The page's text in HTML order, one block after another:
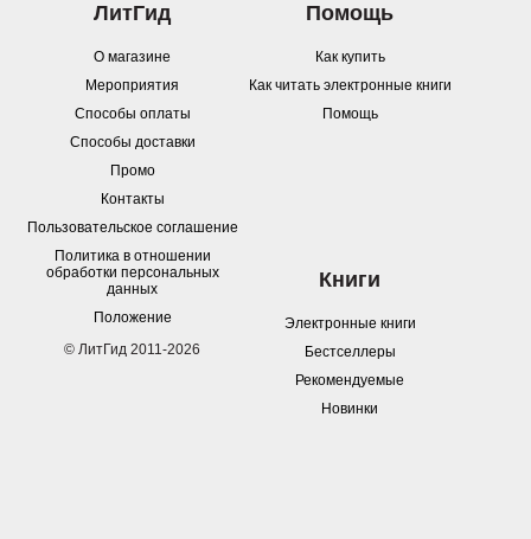
ЛитГид
О магазине
Мероприятия
Способы оплаты
Способы доставки
Промо
Контакты
Пользовательское соглашение
Политика в отношении
обработки персональных
данных
Положение
© ЛитГид 2011-2026
Помощь
Как купить
Как читать электронные книги
Помощь
Книги
Электронные книги
Бестселлеры
Рекомендуемые
Новинки